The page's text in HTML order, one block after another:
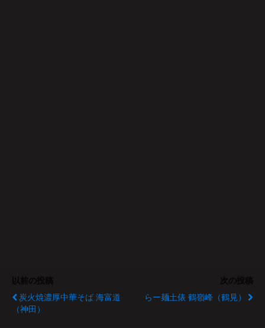
炭火焼濃厚中華そば 海富道
（神田）
らー麺土俵 鶴嶺峰（鶴見）